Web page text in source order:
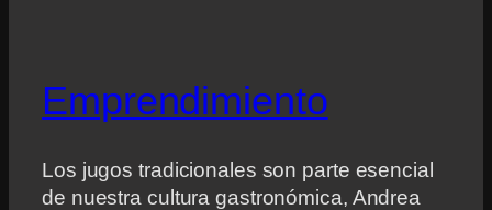
Emprendimiento
Los jugos tradicionales son parte esencial
de nuestra cultura gastronómica, Andrea